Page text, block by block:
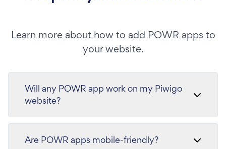
Learn more about how to add POWR apps to
your website.
Will any POWR app work on my Piwigo
website?
Are POWR apps mobile-friendly?